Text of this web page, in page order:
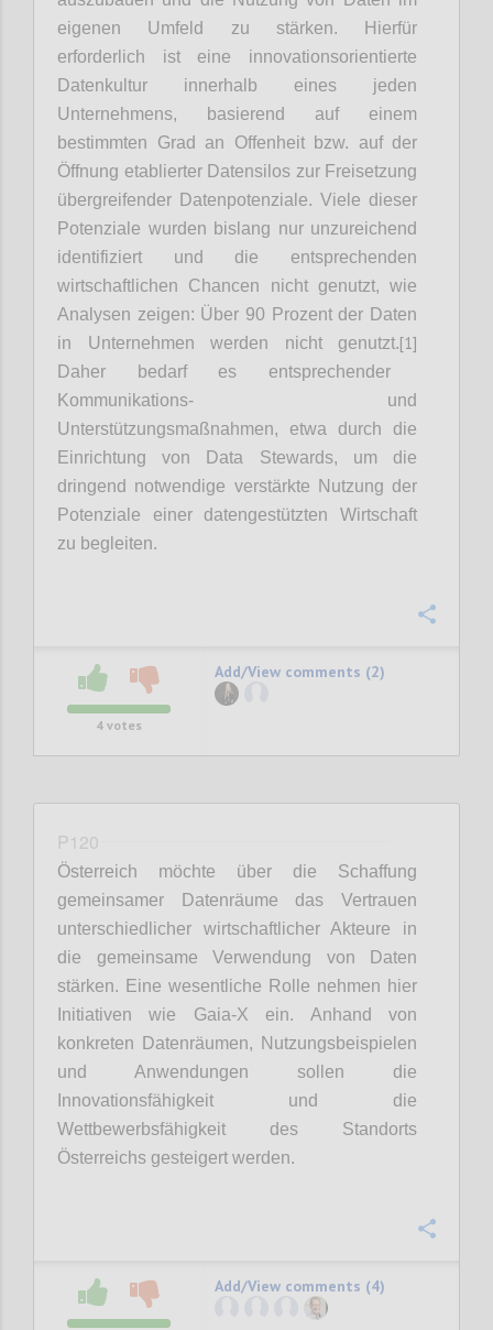
eigenen Umfeld zu stärken. Hierfür
erforderlich ist eine innovationsorientierte
Datenkultur innerhalb eines jeden
Unternehmens, basierend auf einem
bestimmten Grad an Offenheit bzw. auf der
Öffnung etablierter Datensilos zur Freisetzung
übergreifender Datenpotenziale. Viele dieser
Potenziale wurden bislang nur unzureichend
identifiziert und die entsprechenden
wirtschaftlichen Chancen nicht genutzt, wie
Analysen zeigen: Über 90 Prozent der Daten
in Unternehmen werden nicht genutzt.[1]
Daher bedarf es entsprechender
Kommunikations- und
Unterstützungsmaßnahmen, etwa durch die
Einrichtung von Data Stewards, um die
dringend notwendige verstärkte Nutzung der
Potenziale einer datengestützten Wirtschaft
zu begleiten.
4 votes
Add/View comments (2)
P120
Österreich möchte über die Schaffung
gemeinsamer Datenräume das Vertrauen
unterschiedlicher wirtschaftlicher Akteure in
die gemeinsame Verwendung von Daten
stärken. Eine wesentliche Rolle nehmen hier
Initiativen wie Gaia-X ein. Anhand von
konkreten Datenräumen, Nutzungsbeispielen
und Anwendungen sollen die
Innovationsfähigkeit und die
Wettbewerbsfähigkeit des Standorts
Österreichs gesteigert werden.
Add/View comments (4)